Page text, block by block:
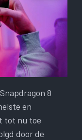
8
en
tot nu toe
door de